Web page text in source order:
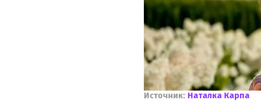
Источник: Наталка Карпа